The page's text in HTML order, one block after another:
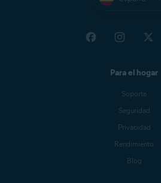
Para el hogar
Soporte
Seguridad
Privacidad
Rendimiento
Blog